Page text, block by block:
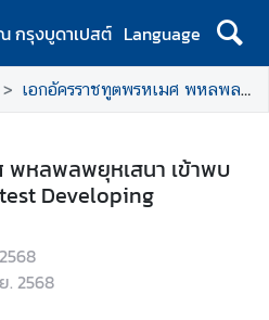
กรุงบูดาเปสต์ Language
เอกอัครราชทูตพรหเมศ พหลพลพยุหเสนา เข้าพบหารือกับอธิบดีกรม Fastest Developing Economies
พหลพลพยุหเสนา เข้าพบ
Developing
. 2568